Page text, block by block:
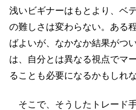
浅いビギナーはもとより、ベ
の難しさは変わらない。ある
ばよいが、なかなか結果がつ
は、自分とは異なる視点でマ
ることも必要になるかもしれな
そこで、そうしたトレード